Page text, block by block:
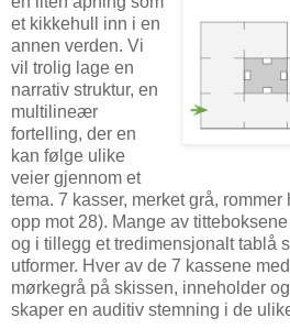
et kikkehull inn i en
annen verden. Vi
vil trolig lage en
narrativ struktur, en
multilineær
fortelling, der en
kan følge ulike
veier gjennom et
tema. 7 kasser, merket grå,
opp mot 28). Mange av
og i tillegg et tredimensjonalt tablå
utformer. Hver av de 7 kassene
mørkegrå på skissen, inneholder
skaper en auditiv stemning i de